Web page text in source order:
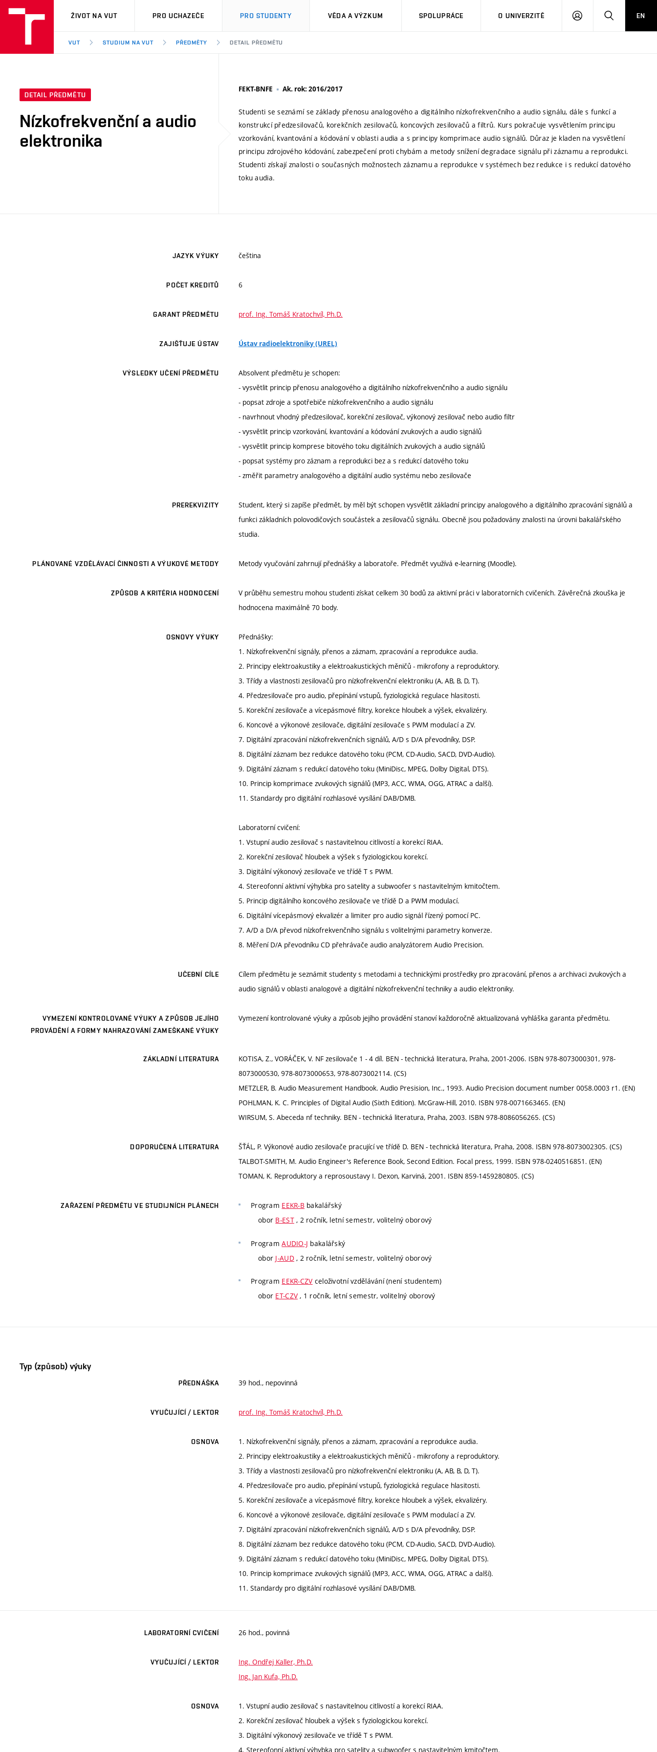
VUT
ŽIVOT NA VUT PRO UCHAZEČE PRO STUDENTY VĚDA A VÝZKUM SPOLUPRÁCE O UNIVERZITĚ
PŘIHLÁSIT HLEDATEN
VUT STUDIUM NA VUT PŘEDMĚTY DETAIL PŘEDMĚTU
DETAIL PŘEDMĚTU
Nízkofrekvenční a audio
elektronika
FEKT-BNFE Ak. rok: 2016/2017
Studenti se seznámí se základy přenosu analogového a digitálního nízkofrekvenčního a audio signálu, dále s funkcí a
konstrukcí předzesilovačů, korekčních zesilovačů, koncových zesilovačů a filtrů. Kurs pokračuje vysvětlením principu
vzorkování, kvantování a kódování v oblasti audia a s principy komprimace audio signálů. Důraz je kladen na vysvětlení
principu zdrojového kódování, zabezpečení proti chybám a metody snížení degradace signálu při záznamu a reprodukci.
Studenti získají znalosti o současných možnostech záznamu a reprodukce v systémech bez redukce i s redukcí datového
toku audia.
JAZYK VÝUKY čeština
POČET KREDITŮ 6
GARANT PŘEDMĚTU prof. Ing. Tomáš Kratochvíl, Ph.D.
ZAJIŠŤUJE ÚSTAV Ústav radioelektroniky (UREL)
VÝSLEDKY UČENÍ PŘEDMĚTU
Absolvent předmětu je schopen:
- vysvětlit princip přenosu analogového a digitálního nízkofrekvenčního a audio signálu
- popsat zdroje a spotřebiče nízkofrekvenčního a audio signálu
- navrhnout vhodný předzesilovač, korekční zesilovač, výkonový zesilovač nebo audio filtr
- vysvětlit princip vzorkování, kvantování a kódování zvukových a audio signálů
- vysvětlit princip komprese bitového toku digitálních zvukových a audio signálů
- popsat systémy pro záznam a reprodukci bez a s redukcí datového toku
- změřit parametry analogového a digitální audio systému nebo zesilovače
PREREKVIZITY
Student, který si zapíše předmět, by měl být schopen vysvětlit základní principy analogového a digitálního zpracování signálů a
funkci základních polovodičových součástek a zesilovačů signálu. Obecně jsou požadovány znalosti na úrovni bakalářského
studia.
PLÁNOVANÉ VZDĚLÁVACÍ ČINNOSTI A VÝUKOVÉ METODY Metody vyučování zahrnují přednášky a laboratoře. Předmět využívá e-learning (Moodle).
ZPŮSOB A KRITÉRIA HODNOCENÍ
V průběhu semestru mohou studenti získat celkem 30 bodů za aktivní práci v laboratorních cvičeních. Závěrečná zkouška je
hodnocena maximálně 70 body.
OSNOVY VÝUKY
Přednášky:
1. Nízkofrekvenční signály, přenos a záznam, zpracování a reprodukce audia.
2. Principy elektroakustiky a elektroakustických měničů - mikrofony a reproduktory.
3. Třídy a vlastnosti zesilovačů pro nízkofrekvenční elektroniku (A, AB, B, D, T).
4. Předzesilovače pro audio, přepínání vstupů, fyziologická regulace hlasitosti.
5. Korekční zesilovače a vícepásmové filtry, korekce hloubek a výšek, ekvalizéry.
6. Koncové a výkonové zesilovače, digitální zesilovače s PWM modulací a ZV.
7. Digitální zpracování nízkofrekvenčních signálů, A/D s D/A převodníky, DSP.
8. Digitální záznam bez redukce datového toku (PCM, CD-Audio, SACD, DVD-Audio).
9. Digitální záznam s redukcí datového toku (MiniDisc, MPEG, Dolby Digital, DTS).
10. Princip komprimace zvukových signálů (MP3, ACC, WMA, OGG, ATRAC a další).
11. Standardy pro digitální rozhlasové vysílání DAB/DMB.
Laboratorní cvičení:
1. Vstupní audio zesilovač s nastavitelnou citlivostí a korekcí RIAA.
2. Korekční zesilovač hloubek a výšek s fyziologickou korekcí.
3. Digitální výkonový zesilovače ve třídě T s PWM.
4. Stereofonní aktivní výhybka pro satelity a subwoofer s nastavitelným kmitočtem.
5. Princip digitálního koncového zesilovače ve třídě D a PWM modulací.
6. Digitální vícepásmový ekvalizér a limiter pro audio signál řízený pomocí PC.
7. A/D a D/A převod nízkofrekvenčního signálu s volitelnými parametry konverze.
8. Měření D/A převodníku CD přehrávače audio analyzátorem Audio Precision.
UČEBNÍ CÍLE
Cílem předmětu je seznámit studenty s metodami a technickými prostředky pro zpracování, přenos a archivaci zvukových a
audio signálů v oblasti analogové a digitální nízkofrekvenční techniky a audio elektroniky.
VYMEZENÍ KONTROLOVANÉ VÝUKY A ZPŮSOB JEJÍHO
PROVÁDĚNÍ A FORMY NAHRAZOVÁNÍ ZAMEŠKANÉ VÝUKY
Vymezení kontrolované výuky a způsob jejího provádění stanoví každoročně aktualizovaná vyhláška garanta předmětu.
ZÁKLADNÍ LITERATURA
KOTISA, Z., VORÁČEK, V. NF zesilovače 1 - 4 díl. BEN - technická literatura, Praha, 2001-2006. ISBN 978-8073000301, 978-
8073000530, 978-8073000653, 978-8073002114. (CS)
METZLER, B. Audio Measurement Handbook. Audio Presision, Inc., 1993. Audio Precision document number 0058.0003 r1. (EN)
POHLMAN, K. C. Principles of Digital Audio (Sixth Edition). McGraw-Hill, 2010. ISBN 978-0071663465. (EN)
WIRSUM, S. Abeceda nf techniky. BEN - technická literatura, Praha, 2003. ISBN 978-8086056265. (CS)
DOPORUČENÁ LITERATURA
ŠŤÁL, P. Výkonové audio zesilovače pracující ve třídě D. BEN - technická literatura, Praha, 2008. ISBN 978-8073002305. (CS)
TALBOT-SMITH, M. Audio Engineer's Reference Book, Second Edition. Focal press, 1999. ISBN 978-0240516851. (EN)
TOMAN, K. Reproduktory a reprosoustavy I. Dexon, Karviná, 2001. ISBN 859-1459280805. (CS)
ZAŘAZENÍ PŘEDMĚTU VE STUDIJNÍCH PLÁNECH Program EEKR-B bakalářský
obor B-EST, 2 ročník, letní semestr, volitelný oborový
ProgramAUDIO-J bakalářský
obor J-AUD, 2 ročník, letní semestr, volitelný oborový
Program EEKR-CZV celoživotní vzdělávání (není studentem)
obor ET-CZV , 1 ročník, letní semestr, volitelný oborový
Typ (způsob) výuky
PŘEDNÁŠKA 39 hod., nepovinná
VYUČUJÍCÍ / LEKTOR prof. Ing. Tomáš Kratochvíl, Ph.D.
OSNOVA
1. Nízkofrekvenční signály, přenos a záznam, zpracování a reprodukce audia.
2. Principy elektroakustiky a elektroakustických měničů - mikrofony a reproduktory.
3. Třídy a vlastnosti zesilovačů pro nízkofrekvenční elektroniku (A, AB, B, D, T).
4. Předzesilovače pro audio, přepínání vstupů, fyziologická regulace hlasitosti.
5. Korekční zesilovače a vícepásmové filtry, korekce hloubek a výšek, ekvalizéry.
6. Koncové a výkonové zesilovače, digitální zesilovače s PWM modulací a ZV.
7. Digitální zpracování nízkofrekvenčních signálů, A/D s D/A převodníky, DSP.
8. Digitální záznam bez redukce datového toku (PCM, CD-Audio, SACD, DVD-Audio).
9. Digitální záznam s redukcí datového toku (MiniDisc, MPEG, Dolby Digital, DTS).
10. Princip komprimace zvukových signálů (MP3, ACC, WMA, OGG, ATRAC a další).
11. Standardy pro digitální rozhlasové vysílání DAB/DMB.
LABORATORNÍ CVIČENÍ 26 hod., povinná
VYUČUJÍCÍ / LEKTOR
Ing. Ondřej Kaller, Ph.D.
Ing. Jan Kufa, Ph.D.
OSNOVA
1. Vstupní audio zesilovač s nastavitelnou citlivostí a korekcí RIAA.
2. Korekční zesilovač hloubek a výšek s fyziologickou korekcí.
3. Digitální výkonový zesilovače ve třídě T s PWM.
4. Stereofonní aktivní výhybka pro satelity a subwoofer s nastavitelným kmitočtem.